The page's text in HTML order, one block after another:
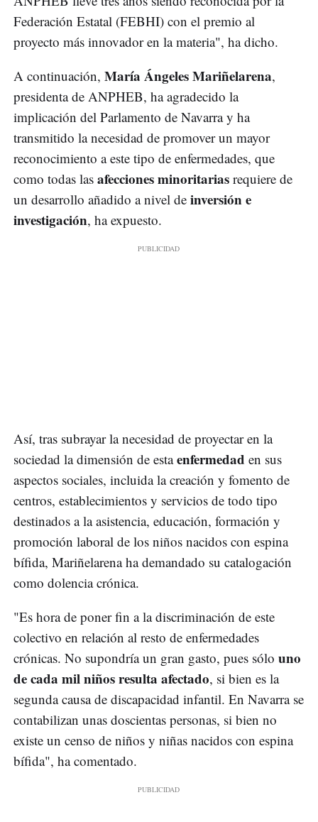
Federación Estatal (FEBHI) con el premio al
proyecto más innovador en la materia", ha dicho.
A continuación, María Ángeles Mariñelarena,
presidenta de ANPHEB, ha agradecido la
implicación del Parlamento de Navarra y ha
transmitido la necesidad de promover un mayor
reconocimiento a este tipo de enfermedades, que
como todas las afecciones minoritarias requiere de
un desarrollo añadido a nivel de inversión e
investigación, ha expuesto.
Así, tras subrayar la necesidad de proyectar en la
sociedad la dimensión de estaenfermedad en sus
aspectos sociales, incluida la creación y fomento de
centros, establecimientos y servicios de todo tipo
destinados a la asistencia, educación, formación y
promoción laboral de los niños nacidos con espina
bífida, Mariñelarena ha demandado su catalogación
como dolencia crónica.
"Es hora de poner fin a la discriminación de este
colectivo en relación al resto de enfermedades
crónicas. No supondría un gran gasto, pues sólo uno
de cada mil niños resulta afectado, si bien es la
segunda causa de discapacidad infantil. En Navarra se
contabilizan unas doscientas personas, si bien no
existe un censo de niños y niñas nacidos con espina
bífida", ha comentado.